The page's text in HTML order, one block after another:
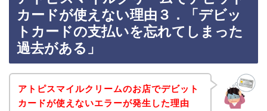
カードが使えない理由３．「デビッ
トカードの支払いを忘れてしまった
過去がある」
アトピスマイルクリームのお店でデビット
カードが使えないエラーが発生した理由